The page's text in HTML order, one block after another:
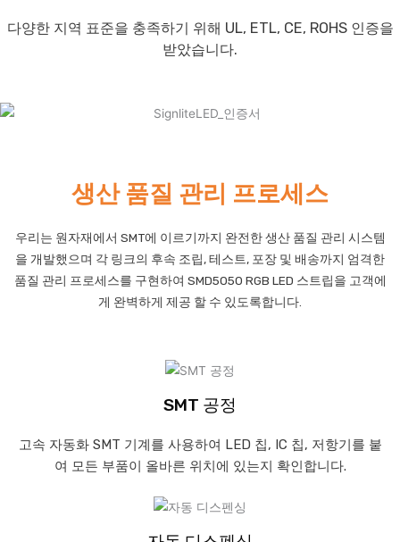
다양한 지역 표준을 충족하기 위해 UL, ETL, CE, ROHS 인증을
받았습니다.
생산 품질 관리 프로세스
우리는 원자재에서 SMT에 이르기까지 완전한 생산 품질 관리 시스템
을 개발했으며 각 링크의 후속 조립, 테스트, 포장 및 배송까지 엄격한
품질 관리 프로세스를 구현하여 SMD5050 RGB LED 스트립을 고객에
게 완벽하게 제공 할 수 있도록합니다.
SMT 공정
고속 자동화 SMT 기계를 사용하여 LED 칩, IC 칩, 저항기를 붙
여 모든 부품이 올바른 위치에 있는지 확인합니다.